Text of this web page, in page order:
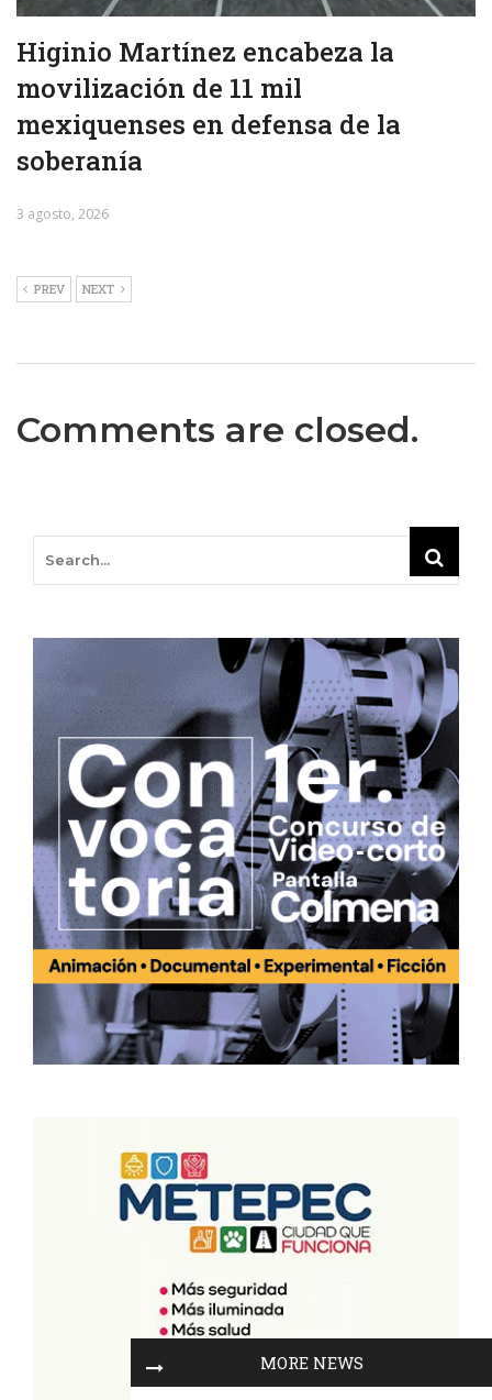
Higinio Martínez encabeza la
movilización de 11 mil
mexiquenses en defensa de la
soberanía
3 agosto, 2026
PREV NEXT
Comments are closed.
MORE NEWS